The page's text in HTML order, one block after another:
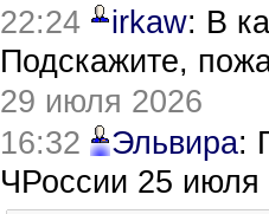
22:24
irkaw: В
Подскажите,
29 июля 2026
16:32
Эльвира:
ЧРоссии 25 июля